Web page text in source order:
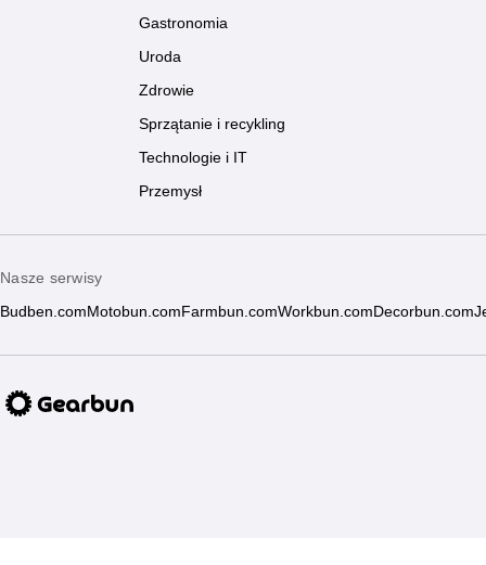
Gastronomia
Uroda
Zdrowie
Sprzątanie i recykling
Technologie i IT
Przemysł
Nasze serwisy
Budben.com Motobun.com Farmbun.comWorkbun.com Decorbun.com